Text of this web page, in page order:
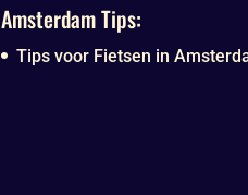
Amsterdam Tips:
Tips voor Fietsen in